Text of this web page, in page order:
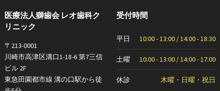
医療法人獅歯会 レオ歯科ク
リニック
〒213-0001
川崎市高津区溝口1-18-6 第7三信
ビル 2F
東急田園都市線 溝の口駅から徒
受付時間
平日 10:00 - 13:00 / 14:00 - 18:30
土曜 10:00 - 13:00 / 14:00 - 17:00
休診 木曜・日曜・祝日